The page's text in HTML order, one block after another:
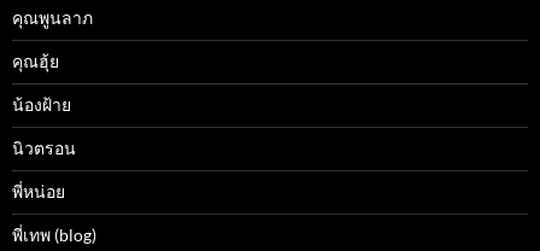
คุณพูนลาภ
คุณฮุ้ย
น้องฝ้าย
นิวตรอน
พี่หน่อย
พี่เทพ (blog)